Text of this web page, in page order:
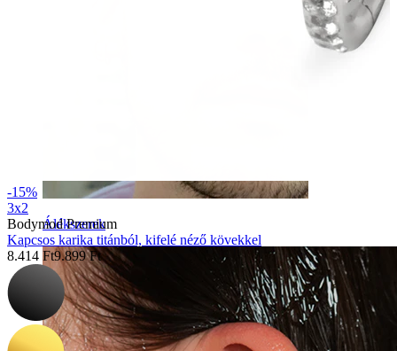
Álékszerek
-15%
3x2
Bodymod Premium
Kapcsos karika titánból, kifelé néző kövekkel
8.414 Ft9.899 Ft